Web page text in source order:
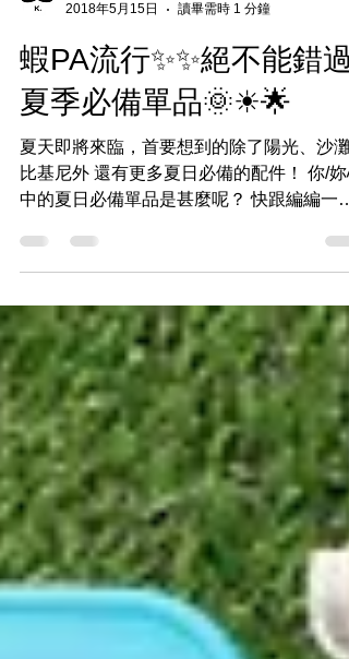
2018年5月15日
讀畢需時 1 分鐘
蝦PA流行✨✨絕不能錯過
夏季必備單品🌞☀🌟
夏天即將來臨，首要想到的除了陽光、沙灘
中的夏日必備單品是甚麼呢？ 快跟編編一起
看文章：http://t.cn/RuKU11O 🚩官網下訂喜
專員評估🤓...